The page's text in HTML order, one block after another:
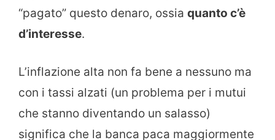
“pagato” questo denaro, ossia quanto c’è
d’interesse.
L’inflazione alta non fa bene a nessuno ma
con i tassi alzati (un problema per i mutui
che stanno diventando un salasso)
significa che la banca paca maggiormente